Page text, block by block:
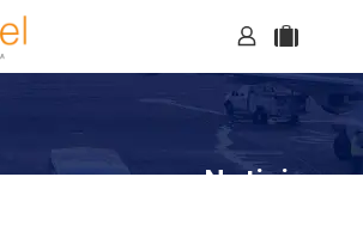
Noticias